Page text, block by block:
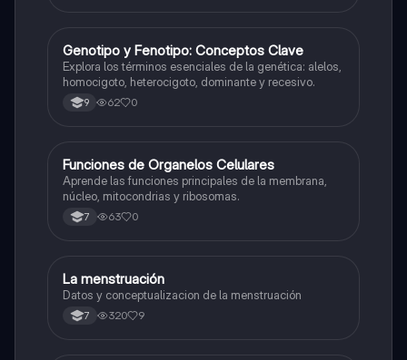
GBiologia
Genotipo y Fenotipo: Conceptos Clave
Explora los términos esenciales de la genética: alelos,
homocigoto, heterocigoto, dominante y recesivo.
9 62 0
FBiologia
Funciones de Organelos Celulares
Aprende las funciones principales de la membrana,
núcleo, mitocondrias y ribosomas.
7 63 0
Biologia
La menstruación
Datos y conceptualizacion de la menstruación
7 320 9